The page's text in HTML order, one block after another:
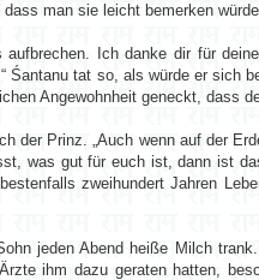
man sie leicht bemerken
Ich danke dir für
Śantanu tat so, als würde er sich
Angewohnheit geneckt, dass
der Prinz. „Auch wenn auf der
was gut für euch ist, dann ist
zweihundert Jahren
jeden Abend heiße Milch
ihm dazu geraten hatten,